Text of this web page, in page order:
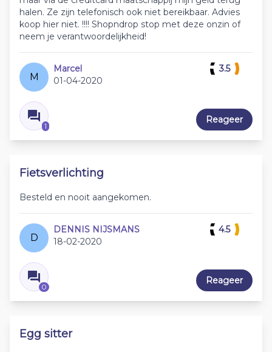
halen. Ze zijn telefonisch ook niet bereikbaar. Advies
koop hier niet. !!!! Shopndrop stop met deze onzin of
neem je verantwoordelijkheid!
M
Marcel
01-04-2020
1
3.5
Reageer
Fietsverlichting
Besteld en nooit aangekomen.
D
DENNIS NIJSMANS
18-02-2020
0
4.5
Reageer
Egg sitter